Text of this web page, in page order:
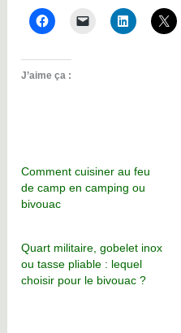
J’aime ça :
Comment cuisiner au feu
de camp en camping ou
bivouac
Quart militaire, gobelet inox
ou tasse pliable : lequel
choisir pour le bivouac ?